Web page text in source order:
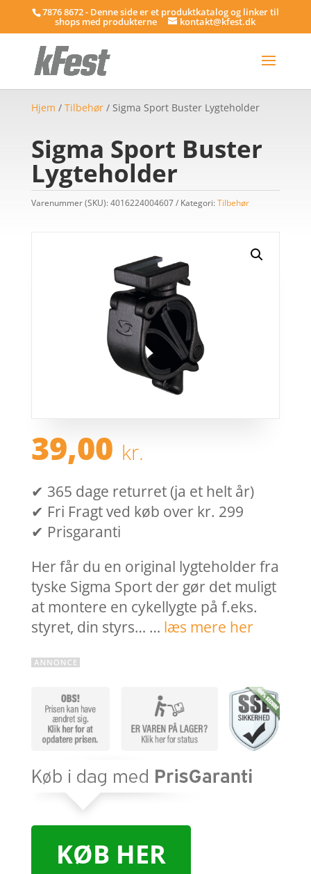
7876 8672 - Denne side er et produktkatalog og linker til
shops med produkterne kontakt@kfest.dk
Hjem / Tilbehør/ Sigma Sport Buster Lygteholder
Sigma Sport Buster
Lygteholder
Varenummer (SKU):4016224004607 Kategori:Tilbehør
39,00 kr.
✔ 365 dage returret (ja et helt år)
✔ Fri Fragt ved køb over kr. 299
✔ Prisgaranti
Her får du en original lygteholder fra
tyske Sigma Sport der gør det muligt
at montere en cykellygte på f.eks.
styret, din styrs… … læs mere her
KØB HER